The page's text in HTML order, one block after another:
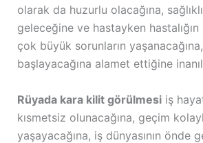
olarak da huzurlu olacağına,
geleceğine ve hastayken
çok büyük sorunların
başlayacağına alamet ettiğine
Rüyada kara kilit görülmesiiş
kısmetsiz olunacağına, geçim
yaşayacağına, iş dünyasının önde